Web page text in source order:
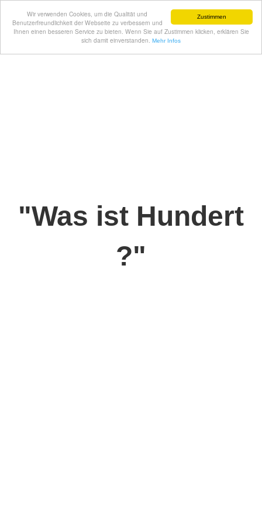
Zustimmen
Wir verwenden Cookies, um die Qualität und
Benutzerfreundlichkeit der Webseite zu verbessern und
Ihnen einen besseren Service zu bieten. Wenn Sie auf Zustimmen klicken, erklären Sie
sich damit einverstanden. Mehr Infos
"Was ist Hundert
?"